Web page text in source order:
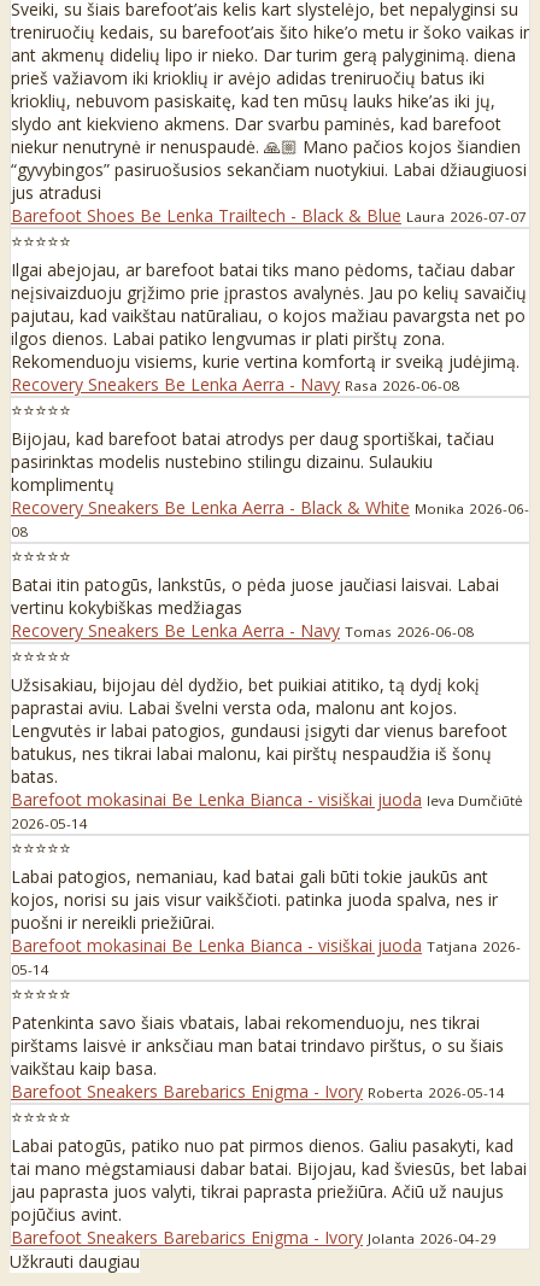
Sveiki, su šiais barefoot’ais kelis kart slystelėjo, bet nepalyginsi su
treniruočių kedais, su barefoot’ais šito hike’o metu ir šoko vaikas ir
ant akmenų didelių lipo ir nieko. Dar turim gerą palyginimą. diena
prieš važiavom iki krioklių ir avėjo adidas treniruočių batus iki
krioklių, nebuvom pasiskaitę, kad ten mūsų lauks hike’as iki jų,
slydo ant kiekvieno akmens. Dar svarbu paminės, kad barefoot
niekur nenutrynė ir nenuspaudė. 🙏🏼 Mano pačios kojos šiandien
“gyvybingos” pasiruošusios sekančiam nuotykiui. Labai džiaugiuosi
jus atradusi
Barefoot Shoes Be Lenka Trailtech - Black & Blue Laura 2026-07-07
⭐⭐⭐⭐⭐
Ilgai abejojau, ar barefoot batai tiks mano pėdoms, tačiau dabar
neįsivaizduoju grįžimo prie įprastos avalynės. Jau po kelių savaičių
pajutau, kad vaikštau natūraliau, o kojos mažiau pavargsta net po
ilgos dienos. Labai patiko lengvumas ir plati pirštų zona.
Rekomenduoju visiems, kurie vertina komfortą ir sveiką judėjimą.
Recovery Sneakers Be Lenka Aerra - Navy Rasa 2026-06-08
⭐⭐⭐⭐⭐
Bijojau, kad barefoot batai atrodys per daug sportiškai, tačiau
pasirinktas modelis nustebino stilingu dizainu. Sulaukiu
komplimentų
Recovery Sneakers Be Lenka Aerra - Black & White Monika 2026-06-
08
⭐⭐⭐⭐⭐
Batai itin patogūs, lankstūs, o pėda juose jaučiasi laisvai. Labai
vertinu kokybiškas medžiagas
Recovery Sneakers Be Lenka Aerra - Navy Tomas 2026-06-08
⭐⭐⭐⭐⭐
Užsisakiau, bijojau dėl dydžio, bet puikiai atitiko, tą dydį kokį
paprastai aviu. Labai švelni versta oda, malonu ant kojos.
Lengvutės ir labai patogios, gundausi įsigyti dar vienus barefoot
batukus, nes tikrai labai malonu, kai pirštų nespaudžia iš šonų
batas.
Barefoot mokasinai Be Lenka Bianca - visiškai juoda Ieva Dumčiūtė
2026-05-14
⭐⭐⭐⭐⭐
Labai patogios, nemaniau, kad batai gali būti tokie jaukūs ant
kojos, norisi su jais visur vaikščioti. patinka juoda spalva, nes ir
puošni ir nereikli priežiūrai.
Barefoot mokasinai Be Lenka Bianca - visiškai juoda Tatjana 2026-
05-14
⭐⭐⭐⭐⭐
Patenkinta savo šiais vbatais, labai rekomenduoju, nes tikrai
pirštams laisvė ir anksčiau man batai trindavo pirštus, o su šiais
vaikštau kaip basa.
Barefoot Sneakers Barebarics Enigma - Ivory Roberta 2026-05-14
⭐⭐⭐⭐⭐
Labai patogūs, patiko nuo pat pirmos dienos. Galiu pasakyti, kad
tai mano mėgstamiausi dabar batai. Bijojau, kad šviesūs, bet labai
jau paprasta juos valyti, tikrai paprasta priežiūra. Ačiū už naujus
pojūčius avint.
Barefoot Sneakers Barebarics Enigma - Ivory Jolanta 2026-04-29
Užkrauti daugiau